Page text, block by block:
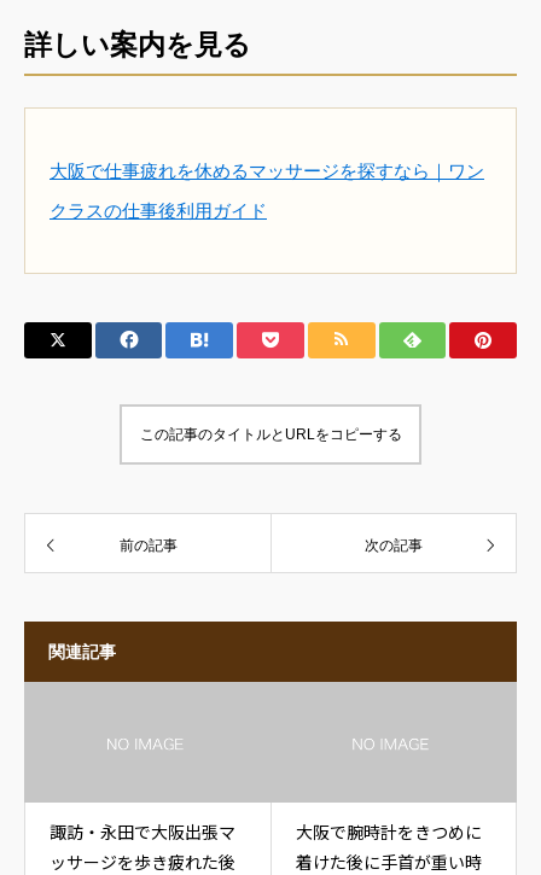
詳しい案内を見る
大阪で仕事疲れを休めるマッサージを探すなら｜ワン
クラスの仕事後利用ガイド
この記事のタイトルとURLをコピーする
前の記事 次の記事
関連記事
諏訪・永田で大阪出張マ
ッサージを歩き疲れた後
大阪で腕時計をきつめに
着けた後に手首が重い時